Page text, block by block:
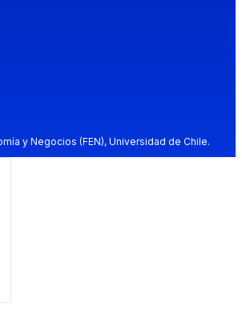
y Negocios (FEN), Universidad de Chile.